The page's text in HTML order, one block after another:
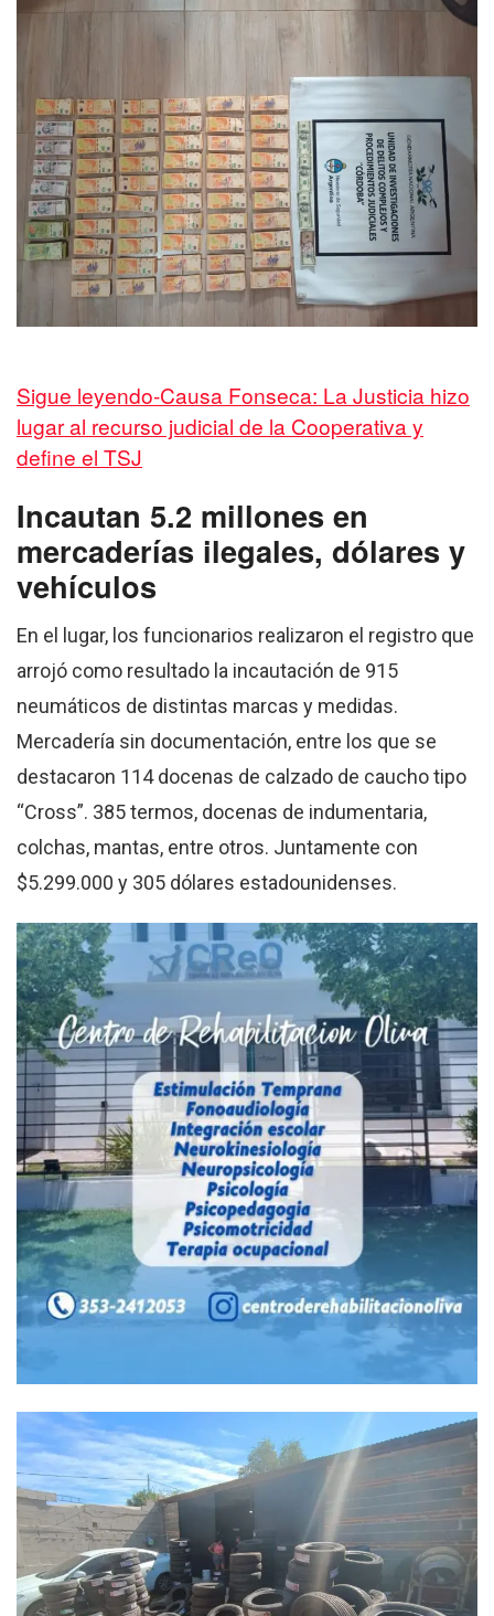
Sigue leyendo-Causa Fonseca: La Justicia hizo
lugar al recurso judicial de la Cooperativa y
define el TSJ
Incautan 5.2 millones en
mercaderías ilegales, dólares y
vehículos
En el lugar, los funcionarios realizaron el registro que
arrojó como resultado la incautación de 915
neumáticos de distintas marcas y medidas.
Mercadería sin documentación, entre los que se
destacaron 114 docenas de calzado de caucho tipo
“Cross”. 385 termos, docenas de indumentaria,
colchas, mantas, entre otros. Juntamente con
$5.299.000 y 305 dólares estadounidenses.